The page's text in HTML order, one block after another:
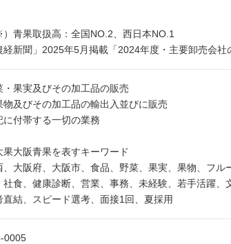
）青果取扱高：全国NO.2、西日本NO.1
経新聞」2025年5月掲載「2024年度・主要卸売会社
・果実及びその加工品の販売
物及びその加工品の輸出入並びに販売
に付帯する一切の業務
大阪青果を表すキーワード
、大阪府、大阪市、食品、野菜、果実、果物、フ
社食、健康診断、営業、事務、未経験、若手活躍、
直結、スピード選考、面接1回、夏採用
0005